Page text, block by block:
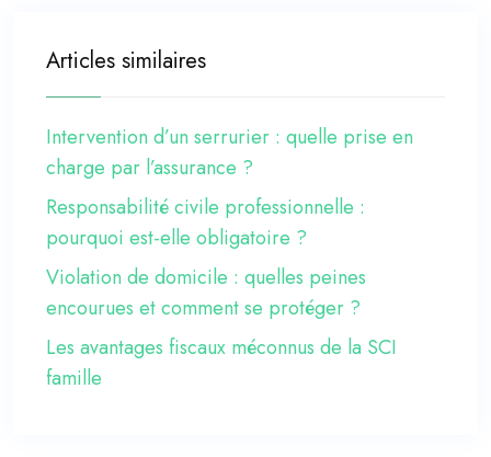
Articles similaires
Intervention d’un serrurier : quelle prise en
charge par l’assurance ?
Responsabilité civile professionnelle :
pourquoi est-elle obligatoire ?
Violation de domicile : quelles peines
encourues et comment se protéger ?
Les avantages fiscaux méconnus de la SCI
famille